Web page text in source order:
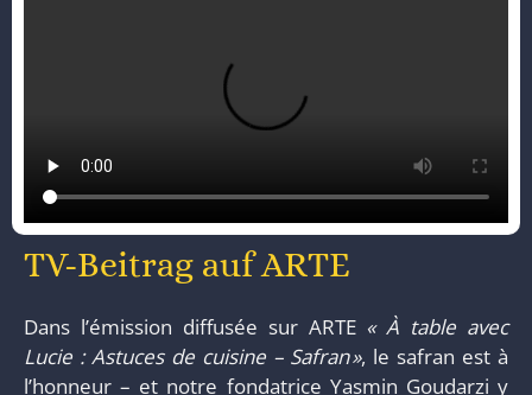
TV-Beitrag auf ARTE
Dans l’émission diffusée sur ARTE « À table avec
Lucie : Astuces de cuisine – Safran », le safran est à
l’honneur – et notre fondatrice Yasmin Goudarzi y